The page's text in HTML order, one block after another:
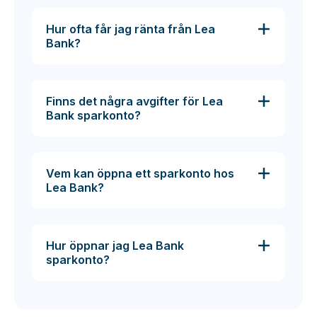
Hur ofta får jag ränta från Lea
Bank?
Finns det några avgifter för Lea
Bank sparkonto?
Vem kan öppna ett sparkonto hos
Lea Bank?
Hur öppnar jag Lea Bank
sparkonto?